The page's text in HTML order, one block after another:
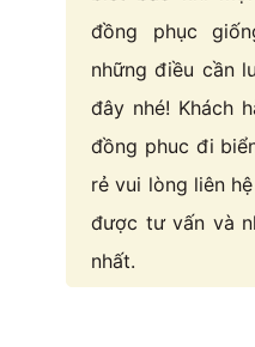
đồng phục
những điều cần
đây nhé! Khách
đồng phuc đi
rẻ vui lòng liên
được tư vấn và
nhất.